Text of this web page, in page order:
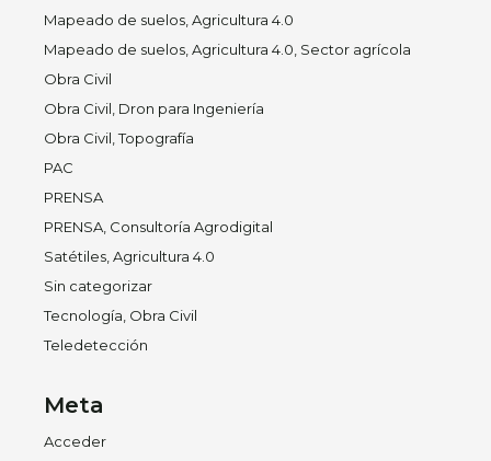
Mapeado de suelos, Agricultura 4.0
Mapeado de suelos, Agricultura 4.0, Sector agrícola
Obra Civil
Obra Civil, Dron para Ingeniería
Obra Civil, Topografía
PAC
PRENSA
PRENSA, Consultoría Agrodigital
Satétiles, Agricultura 4.0
Sin categorizar
Tecnología, Obra Civil
Teledetección
Meta
Acceder